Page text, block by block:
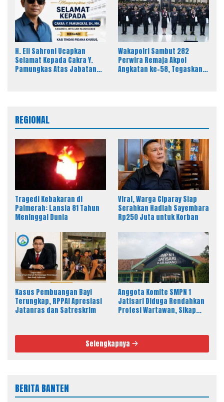
H. Eli Sahroni Ucapkan
Selamat Kepada Cakra Y.
Pamungkas Atas Jabatan
Wakapolri Sambut 282
Perwira Remaja Akpol
Angkatan ke-58, Tegaskan
REGIONAL
Tragedi Kebakaran di
Palmerah: Lansia 81 Tahun
Meninggal Dunia
Viral, Warga Ciparay Siap
Serahkan Hadiah Sayembara
Rp250 Juta untuk Korban
Kasus Pembuangan Bayi
Terungkap, RPPAI Apresiasi
Jatanras dan Satreskrim
Anggota Komite SMPN 1
Jatisari Diduga Rendahkan
Profesi Wartawan, Sikap
Selengkapnya
BERITA BANTEN